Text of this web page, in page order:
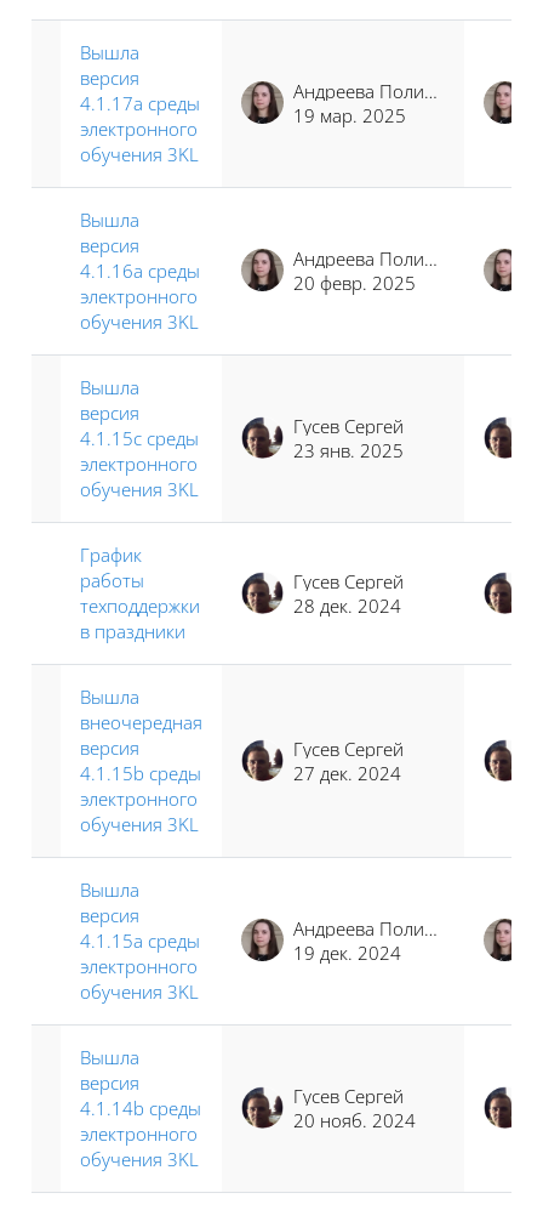
Вышла
версия
4.1.17a среды
электронного
обучения 3KL
Андреева Полина Иосифовна
19 мар. 2025
Вышла
версия
4.1.16a среды
электронного
обучения 3KL
Андреева Полина Иосифовна
20 февр. 2025
Вышла
версия
4.1.15c среды
электронного
обучения 3KL
Гусев Сергей
23 янв. 2025
График
работы
техподдержки
в праздники
Гусев Сергей
28 дек. 2024
Вышла
внеочередная
версия
4.1.15b среды
электронного
обучения 3KL
Гусев Сергей
27 дек. 2024
Вышла
версия
4.1.15a среды
электронного
обучения 3KL
Андреева Полина Иосифовна
19 дек. 2024
Вышла
версия
4.1.14b среды
электронного
обучения 3KL
Гусев Сергей
20 нояб. 2024